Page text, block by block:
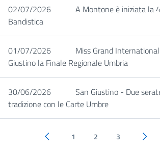
02/07/2026
A Montone è iniziata la
Bandistica
01/07/2026
Miss Grand
Giustino la Finale Regionale Umbria
30/06/2026
San Giustino - Due
tradizione con le Carte Umbre
Pagina precedente
1 2 3